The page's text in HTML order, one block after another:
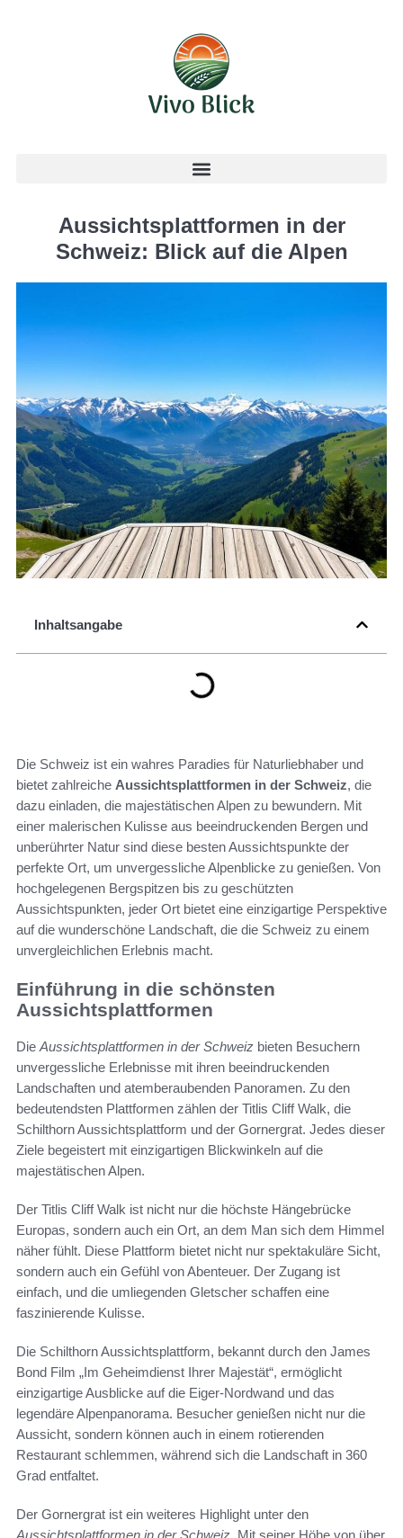
Aussichtsplattformen in der
Schweiz: Blick auf die Alpen
Inhaltsangabe
Die Schweiz ist ein wahres Paradies für Naturliebhaber und
bietet zahlreiche Aussichtsplattformen in der Schweiz, die
dazu einladen, die majestätischen Alpen zu bewundern. Mit
einer malerischen Kulisse aus beeindruckenden Bergen und
unberührter Natur sind diese besten Aussichtspunkte der
perfekte Ort, um unvergessliche Alpenblicke zu genießen. Von
hochgelegenen Bergspitzen bis zu geschützten
Aussichtspunkten, jeder Ort bietet eine einzigartige Perspektive
auf die wunderschöne Landschaft, die die Schweiz zu einem
unvergleichlichen Erlebnis macht.
Einführung in die schönsten
Aussichtsplattformen
Die Aussichtsplattformen in der Schweiz bieten Besuchern
unvergessliche Erlebnisse mit ihren beeindruckenden
Landschaften und atemberaubenden Panoramen. Zu den
bedeutendsten Plattformen zählen der Titlis Cliff Walk, die
Schilthorn Aussichtsplattform und der Gornergrat. Jedes dieser
Ziele begeistert mit einzigartigen Blickwinkeln auf die
majestätischen Alpen.
Der Titlis Cliff Walk ist nicht nur die höchste Hängebrücke
Europas, sondern auch ein Ort, an dem Man sich dem Himmel
näher fühlt. Diese Plattform bietet nicht nur spektakuläre Sicht,
sondern auch ein Gefühl von Abenteuer. Der Zugang ist
einfach, und die umliegenden Gletscher schaffen eine
faszinierende Kulisse.
Die Schilthorn Aussichtsplattform, bekannt durch den James
Bond Film „Im Geheimdienst Ihrer Majestät“, ermöglicht
einzigartige Ausblicke auf die Eiger-Nordwand und das
legendäre Alpenpanorama. Besucher genießen nicht nur die
Aussicht, sondern können auch in einem rotierenden
Restaurant schlemmen, während sich die Landschaft in 360
Grad entfaltet.
Der Gornergrat ist ein weiteres Highlight unter den
Aussichtsplattformen in der Schweiz. Mit seiner Höhe von über